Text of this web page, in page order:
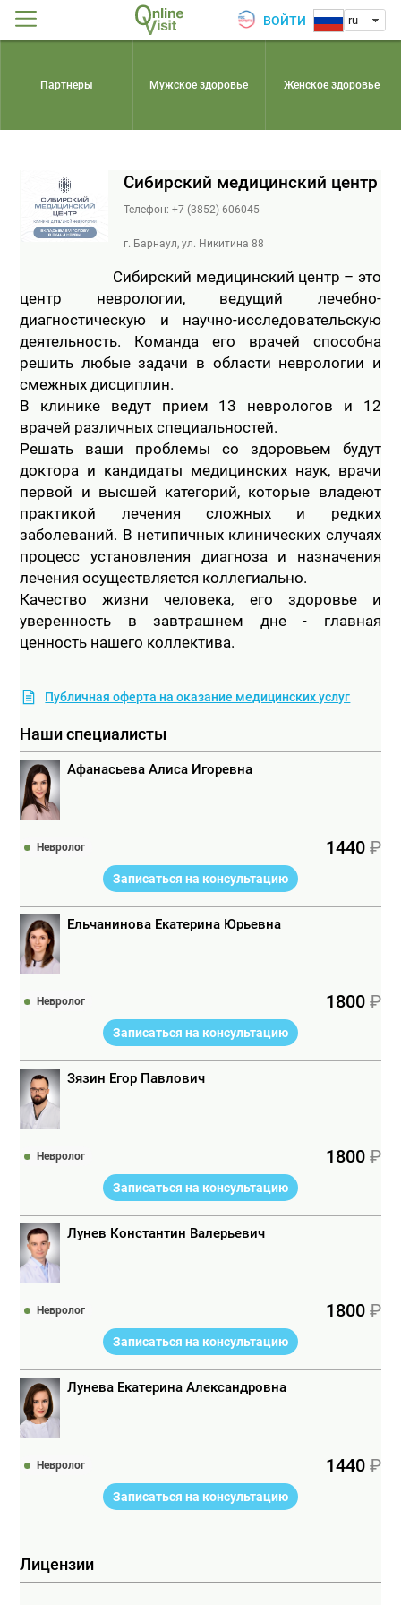
ВОЙТИ ru
Партнеры Мужское здоровье Женское здоровье
Сибирский медицинский центр
Телефон: +7 (3852) 606045
г. Барнаул, ул. Никитина 88
центр неврологии, ведущий лечебно-
диагностическую и научно-исследовательскую
деятельность. Команда его врачей способна
решить любые задачи в области неврологии и
смежных дисциплин.
В клинике ведут прием 13 неврологов и 12
врачей различных специальностей.
Решать ваши проблемы со здоровьем будут
доктора и кандидаты медицинских наук, врачи
первой и высшей категорий, которые владеют
практикой лечения сложных и редких
заболеваний. В нетипичных клинических случаях
процесс установления диагноза и назначения
лечения осуществляется коллегиально.
Качество жизни человека, его здоровье и
уверенность в завтрашнем дне - главная
ценность нашего коллектива.
Публичная оферта на оказание медицинских услуг
Наши специалисты
Афанасьева Алиса Игоревна
Невролог 1440
Записаться на консультацию
Ельчанинова Екатерина Юрьевна
Невролог 1800
Записаться на консультацию
Зязин Егор Павлович
Невролог 1800
Записаться на консультацию
Лунев Константин Валерьевич
Невролог 1800
Записаться на консультацию
Лунева Екатерина Александровна
Невролог 1440
Записаться на консультацию
Лицензии